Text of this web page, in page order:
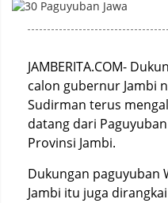
JAMBERITA.COM-
calon gubernur Jambi
Sudirman terus
datang dari
Provinsi Jambi.
Dukungan paguyuban
Jambi itu juga